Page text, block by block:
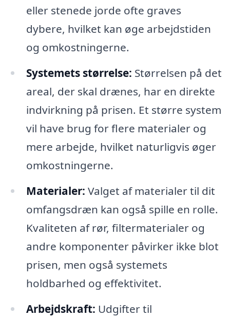
eller stenede jorde ofte graves
dybere, hvilket kan øge arbejdstiden
og omkostningerne.
Systemets størrelse: Størrelsen på det
areal, der skal drænes, har en direkte
indvirkning på prisen. Et større system
vil have brug for flere materialer og
mere arbejde, hvilket naturligvis øger
omkostningerne.
Materialer: Valget af materialer til dit
omfangsdræn kan også spille en rolle.
Kvaliteten af rør, filtermaterialer og
andre komponenter påvirker ikke blot
prisen, men også systemets
holdbarhed og effektivitet.
Arbejdskraft: Udgifter til